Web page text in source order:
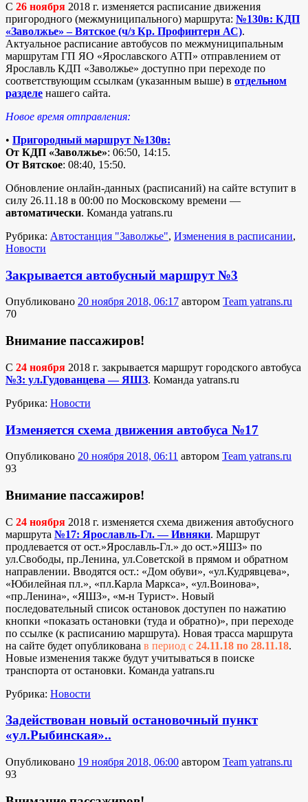
C 26 ноября 2018 г. изменяется расписание движения
пригородного (межмуниципального) маршрута: №130в: КДП
«Заволжье» – Вятское (ч/з Кр. Профинтерн АС).
Актуальное расписание автобусов по межмуниципальным
маршрутам ГП ЯО «Ярославского АТП» отправлением от
Ярославль КДП «Заволжье» доступно при переходе по
соответствующим ссылкам (указанным выше) в отдельном
разделе нашего сайта.
Новое время отправления:
• Пригородный маршрут №130в:
От КДП «Заволжье»: 06:50, 14:15.
От Вятское: 08:40, 15:50.
Обновление онлайн-данных (расписаний) на сайте вступит в
силу 26.11.18 в 00:00 по Московскому времени —
автоматически. Команда yatrans.ru
Рубрика: Автостанция "Заволжье", Изменения в расписании,
Новости
Закрывается автобусный маршрут №3
Опубликовано 20 ноября 2018, 06:17 автором Team yatrans.ru
70
Внимание пассажиров!
С 24 ноября 2018 г. закрывается маршрут городского автобуса
№3: ул.Гудованцева — ЯШЗ. Команда yatrans.ru
Рубрика: Новости
Изменяется схема движения автобуса №17
Опубликовано 20 ноября 2018, 06:11 автором Team yatrans.ru
93
Внимание пассажиров!
С 24 ноября 2018 г. изменяется схема движения автобусного
маршрута №17: Ярославль-Гл. — Ивняки. Маршрут
продлевается от ост.»Ярославль-Гл.» до ост.»ЯШЗ» по
ул.Свободы, пр.Ленина, ул.Советской в прямом и обратном
направлении. Вводятся ост.: «Дом обуви», «ул.Кудрявцева»,
«Юбилейная пл.», «пл.Карла Маркса», «ул.Воинова»,
«пр.Ленина», «ЯШЗ», «м-н Турист». Новый
последовательный список остановок доступен по нажатию
кнопки «показать остановки (туда и обратно)», при переходе
по ссылке (к расписанию маршрута). Новая трасса маршрута
на сайте будет опубликована в период с 24.11.18 по 28.11.18.
Новые изменения также будут учитываться в поиске
транспорта от остановки. Команда yatrans.ru
Рубрика: Новости
Задействован новый остановочный пункт
«ул.Рыбинская»..
Опубликовано 19 ноября 2018, 06:00 автором Team yatrans.ru
93